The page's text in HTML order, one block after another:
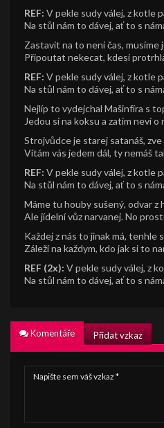
REF: V pekle sudy válej, z kotle
Na stůl nám to dávej, ať to s
Zastavit na to není čas, musíme
Připoutat nekecat, kdesi
REF: V pekle sudy válej, z kotle
Na stůl nám to dávej, ať to s
Nejlíp to vydejchal Mašinfíra s
Jedou si na koksu a zatim neví o
Strojvůdce je starej satanáš, zve
Vítám vás jedem dál, ty nemáš
REF: V pekle sudy válej, z kotle
Na stůl nám to dávej, ať to s
Máme tu houby sušený, odvar z
Ale jídelní vůz narvanej. No
Každej z nás to jinak má, tenhle
Záleží na každym, kdo jak si to
REF (2x): V pekle sudy válej, z
Na stůl nám to dávej, ať to s
Komentáře Přidat vzkaz